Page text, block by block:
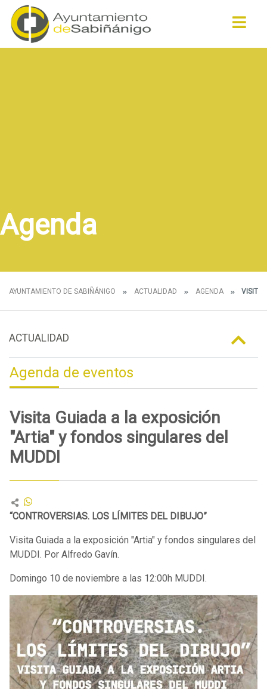
Agenda
AYUNTAMIENTO DE SABIÑÁNIGO ACTUALIDAD AGENDA VISITA
ACTUALIDAD
Agenda de eventos
Visita Guiada a la exposición
"Artia" y fondos singulares del
MUDDI
“CONTROVERSIAS. LOS LÍMITES DEL DIBUJO”
Visita Guiada a la exposición "Artia" y fondos singulares del
MUDDI. Por Alfredo Gavín.
Domingo 10 de noviembre a las 12:00h MUDDI.